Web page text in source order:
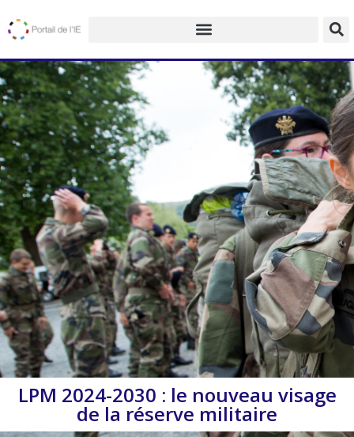
LPM 2024-2030 : le nouveau visage
de la réserve militaire